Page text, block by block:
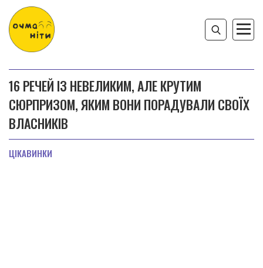
16 РЕЧЕЙ ІЗ НЕВЕЛИКИМ, АЛЕ КРУТИМ
СЮРПРИЗОМ, ЯКИМ ВОНИ ПОРАДУВАЛИ СВОЇХ
ВЛАСНИКІВ
ЦІКАВИНКИ